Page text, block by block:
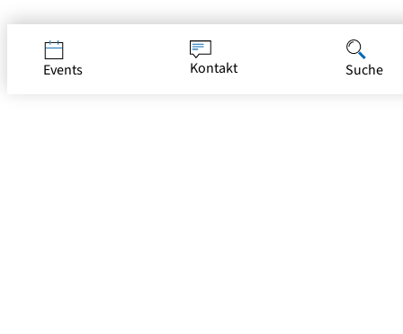
Events Kontakt Suche